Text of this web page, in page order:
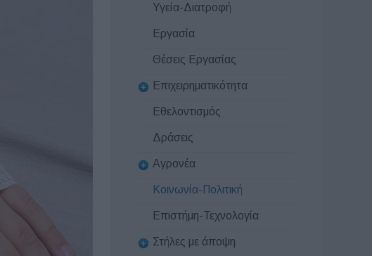
Υγεία-Διατροφή
Εργασία
Θέσεις Εργασίας
Επιχειρηματικότητα
Εθελοντισμός
Δράσεις
Αγρονέα
Κοινωνία-Πολιτική
Επιστήμη-Τεχνολογία
Στήλες με άποψη